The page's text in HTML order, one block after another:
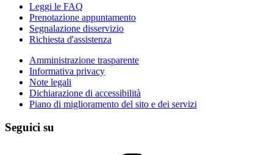
Leggi le FAQ
Prenotazione appuntamento
Segnalazione disservizio
Richiesta d'assistenza
Amministrazione trasparente
Informativa privacy
Note legali
Dichiarazione di accessibilità
Piano di miglioramento del sito e dei servizi
Seguici su